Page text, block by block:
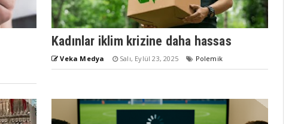
Kadınlar iklim krizine daha hassas
Veka Medya Salı, Eylül 23, 2025 Polemik